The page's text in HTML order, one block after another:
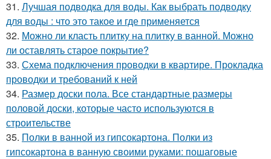
31. Лучшая подводка для воды. Как выбрать подводку
для воды : что это такое и где применяется
32. Можно ли класть плитку на плитку в ванной. Можно
ли оставлять старое покрытие?
33. Схема подключения проводки в квартире. Прокладка
проводки и требований к ней
34. Размер доски пола. Все стандартные размеры
половой доски, которые часто используются в
строительстве
35. Полки в ванной из гипсокартона. Полки из
гипсокартона в ванную своими руками: пошаговые